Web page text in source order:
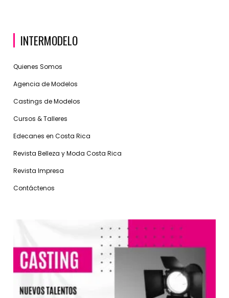
INTERMODELO
Quienes Somos
Agencia de Modelos
Castings de Modelos
Cursos & Talleres
Edecanes en Costa Rica
Revista Belleza y Moda Costa Rica
Revista Impresa
Contáctenos